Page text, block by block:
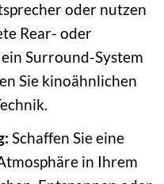
oder nutzen
Rear- oder
Surround-System
Sie kinoähnlichen
Schaffen Sie eine
in Ihrem